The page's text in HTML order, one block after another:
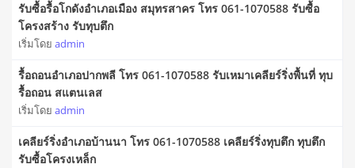
รับซื้อรื้อโกดังอำเภอเมือง สมุทรสาคร โทร 061-1070588 รับซื้อ
โครงสร้าง รับทุบตึก
เริ่มโดย admin
รื้อถอนอำเภอปากพลี โทร 061-1070588 รับเหมาเคลียร์ริ่งพื้นที่ ทุบ
รื้อถอน สแตนเลส
เริ่มโดย admin
เคลียร์ริ่งอำเภอบ้านนา โทร 061-1070588 เคลียร์ริ่งทุบตึก ทุบตึก
รับซื้อโครงเหล็ก